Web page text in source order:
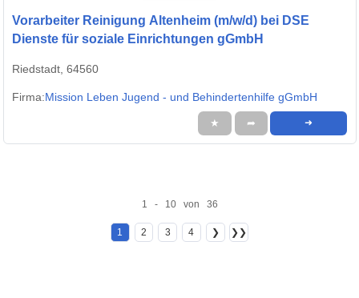
Vorarbeiter Reinigung Altenheim (m/w/d) bei DSE
Dienste für soziale Einrichtungen gGmbH
Riedstadt, 64560
Firma:Mission Leben Jugend - und Behindertenhilfe gGmbH
★ ➦ ➜
1 - 10 von 36
1 2 3 4 ❯ ❯❯